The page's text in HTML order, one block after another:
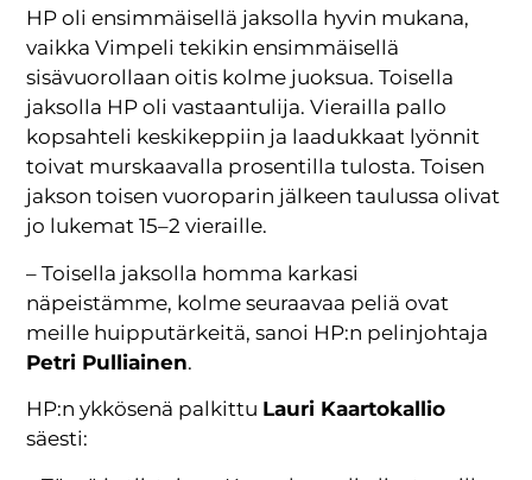
HP oli ensimmäisellä jaksolla hyvin mukana,
vaikka Vimpeli tekikin ensimmäisellä
sisävuorollaan oitis kolme juoksua. Toisella
jaksolla HP oli vastaantulija. Vierailla pallo
kopsahteli keskikeppiin ja laadukkaat lyönnit
toivat murskaavalla prosentilla tulosta. Toisen
jakson toisen vuoroparin jälkeen taulussa olivat
jo lukemat 15–2 vieraille.
– Toisella jaksolla homma karkasi
näpeistämme, kolme seuraavaa peliä ovat
meille huipputärkeitä, sanoi HP:n pelinjohtaja
Petri Pulliainen.
HP:n ykkösenä palkittu Lauri Kaartokallio
säesti: